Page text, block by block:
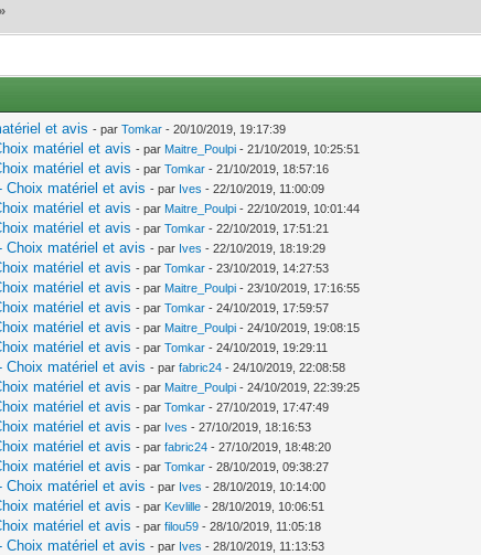
et avis - parTomkar - 20/10/2019, 19:17:39
matériel et avis - par Maitre_Poulpi - 21/10/2019, 10:25:51
matériel et avis - parTomkar - 21/10/2019, 18:57:16
Choix matériel et avis - par Ives - 22/10/2019, 11:00:09
matériel et avis - par Maitre_Poulpi - 22/10/2019, 10:01:44
matériel et avis - parTomkar - 22/10/2019, 17:51:21
Choix matériel et avis - par Ives - 22/10/2019, 18:19:29
matériel et avis - parTomkar - 23/10/2019, 14:27:53
matériel et avis - par Maitre_Poulpi - 23/10/2019, 17:16:55
matériel et avis - parTomkar - 24/10/2019, 17:59:57
matériel et avis - par Maitre_Poulpi - 24/10/2019, 19:08:15
matériel et avis - parTomkar - 24/10/2019, 19:29:11
Choix matériel et avis - parfabric24 - 24/10/2019, 22:08:58
matériel et avis - par Maitre_Poulpi - 24/10/2019, 22:39:25
matériel et avis - parTomkar - 27/10/2019, 17:47:49
matériel et avis - par Ives - 27/10/2019, 18:16:53
matériel et avis - parfabric24 - 27/10/2019, 18:48:20
matériel et avis - parTomkar - 28/10/2019, 09:38:27
Choix matériel et avis - par Ives - 28/10/2019, 10:14:00
matériel et avis - par Kevlille - 28/10/2019, 10:06:51
matériel et avis - parfilou59 - 28/10/2019, 11:05:18
Choix matériel et avis - par Ives - 28/10/2019, 11:13:53